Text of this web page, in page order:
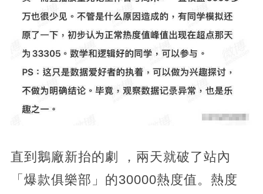
直到鵝廠新抬的劇 ，兩天就破了站內
「爆款俱樂部」的30000熱度值。熱度